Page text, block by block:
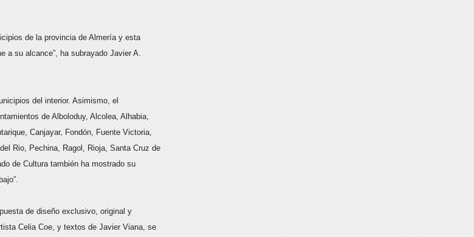
de la provincia de Almería y esta
a su alcance”, ha subrayado Javier A.
del interior. Asimismo, el
de Alboloduy, Alcolea, Alhabia,
Canjayar, Fondón, Fuente Victoria,
Rio, Pechina, Ragol, Rioja, Santa Cruz de
de Cultura también ha mostrado su
de diseño exclusivo, original y
Celia Coe, y textos de Javier Viana, se